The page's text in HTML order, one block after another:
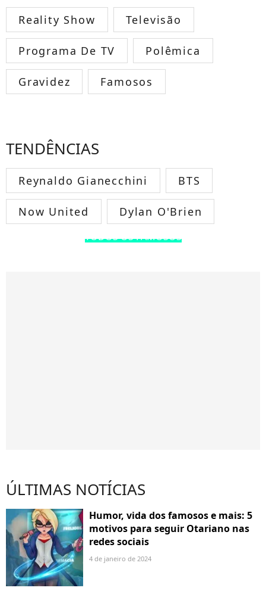
Reality Show Televisão
Programa De TV Polêmica
Gravidez Famosos
TENDÊNCIAS
Reynaldo Gianecchini BTS
Now United Dylan O'Brien
TODOS OS FAMOSOS
ÚLTIMAS NOTÍCIAS
Humor, vida dos famosos e mais: 5
motivos para seguir Otariano nas
redes sociais
4 de janeiro de 2024